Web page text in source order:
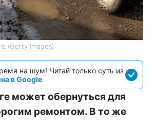
(Getty Images)
на шум! Читай только суть из
в Google
может обернуться для
ремонтом. В то же